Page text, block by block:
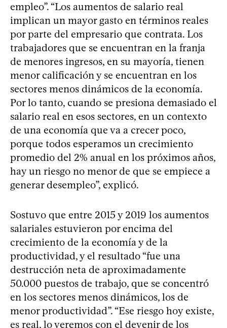
empleo”. “Los aumentos de salario real
implican un mayor gasto en términos reales
por parte del empresario que contrata. Los
trabajadores que se encuentran en la franja
de menores ingresos, en su mayoría, tienen
menor calificación y se encuentran en los
sectores menos dinámicos de la economía.
Por lo tanto, cuando se presiona demasiado el
salario real en esos sectores, en un contexto
de una economía que va a crecer poco,
porque todos esperamos un crecimiento
promedio del 2% anual en los próximos años,
hay un riesgo no menor de que se empiece a
generar desempleo”, explicó.
Sostuvo que entre 2015 y 2019 los aumentos
salariales estuvieron por encima del
crecimiento de la economía y de la
productividad, y el resultado “fue una
destrucción neta de aproximadamente
50.000 puestos de trabajo, que se concentró
en los sectores menos dinámicos, los de
menor productividad”. “Ese riesgo hoy existe,
es real, lo veremos con el devenir de los